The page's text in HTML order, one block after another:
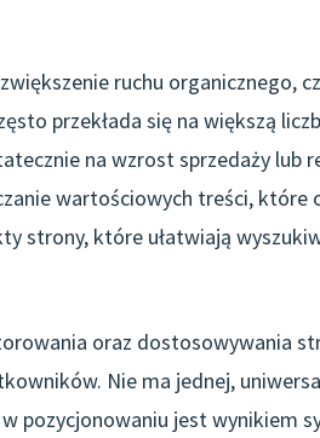
ruchu organicznego,
przekłada się na większą
na wzrost sprzedaży lub
wartościowych treści, które
strony, które ułatwiają
oraz dostosowywania
Nie ma jednej,
pozycjonowaniu jest wynikiem